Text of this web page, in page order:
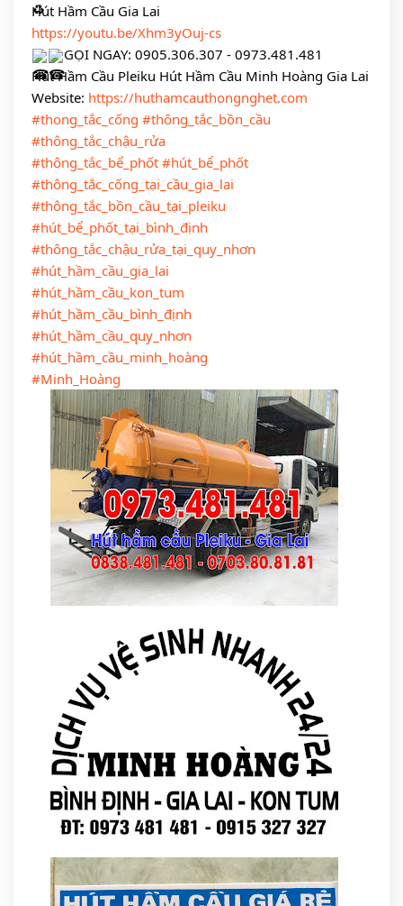
Hút Hầm Cầu Gia Lai
https://youtu.be/Xhm3yOuj-cs
GỌI NGAY: 0905.306.307 - 0973.481.481
Hút Hầm Cầu Pleiku Hút Hầm Cầu Minh Hoàng Gia Lai
Website: https://huthamcauthongnghet.com
#thong_tắc_cống #thông_tắc_bồn_cầu
#thông_tắc_chậu_rửa
#thông_tắc_bể_phốt #hút_bể_phốt
#thông_tắc_cống_tại_cầu_gia_lai
#thông_tắc_bồn_cầu_tại_pleiku
#hút_bể_phốt_tại_bình_định
#thông_tắc_chậu_rửa_tại_quy_nhơn
#hút_hầm_cầu_gia_lai
#hút_hầm_cầu_kon_tum
#hút_hầm_cầu_bình_định
#hút_hầm_cầu_quy_nhơn
#hút_hầm_cầu_minh_hoàng
#Minh_Hoàng